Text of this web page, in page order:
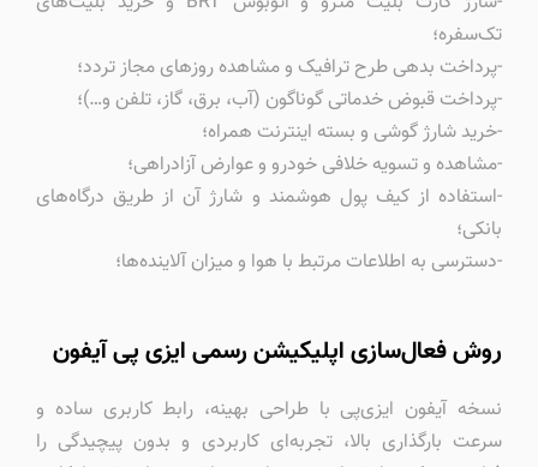
تک‌سفره؛
-پرداخت بدهی طرح ترافیک و مشاهده روزهای مجاز تردد؛
-پرداخت قبوض خدماتی گوناگون (آب، برق، گاز، تلفن و…)؛
-خرید شارژ گوشی و بسته اینترنت همراه؛
-مشاهده و تسویه خلافی خودرو و عوارض آزادراهی؛
-استفاده از کیف پول هوشمند و شارژ آن از طریق درگاه‌های
بانکی؛
-دسترسی به اطلاعات مرتبط با هوا و میزان آلاینده‌ها؛
روش فعال‌سازی اپلیکیشن رسمی ایزی پی آیفون
نسخه آیفون ایزی‌پی با طراحی بهینه، رابط کاربری ساده و
سرعت بارگذاری بالا، تجربه‌ای کاربردی و بدون پیچیدگی را